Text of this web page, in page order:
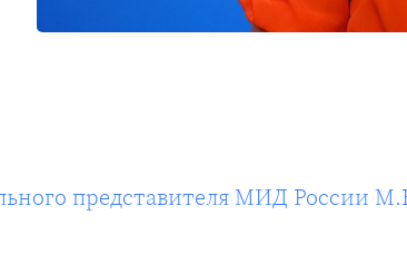
представителя МИД России